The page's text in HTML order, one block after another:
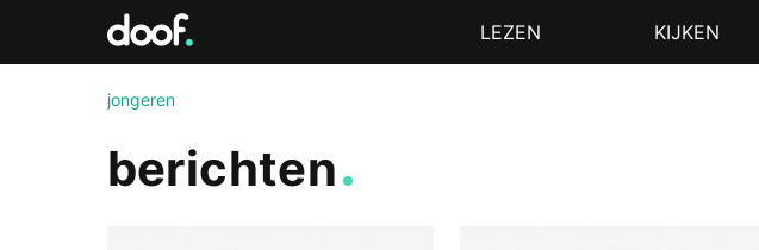
MenuLEZEN KIJKEN
jongeren
berichten
Doof.nl